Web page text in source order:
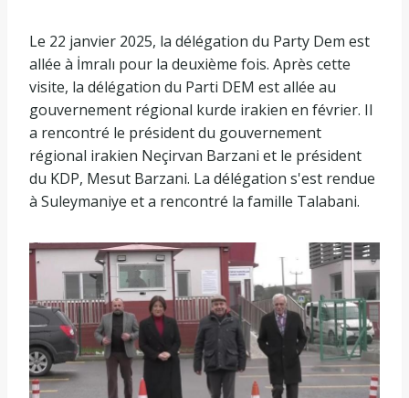
Le 22 janvier 2025, la délégation du Party Dem est
allée à İmralı pour la deuxième fois. Après cette
visite, la délégation du Parti DEM est allée au
gouvernement régional kurde irakien en février. Il
a rencontré le président du gouvernement
régional irakien Neçirvan Barzani et le président
du KDP, Mesut Barzani. La délégation s'est rendue
à Suleymaniye et a rencontré la famille Talabani.